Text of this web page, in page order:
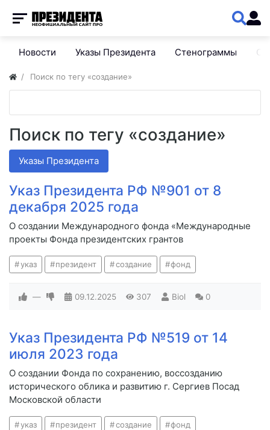
Новости Указы Президента Стенограммы
Поиск по тегу «создание»
Поиск по тегу «создание»
Указы Президента
Указ Президента РФ №901 от 8
декабря 2025 года
О создании Международного фонда «Международные
проекты Фонда президентских грантов
указ президент создание фонд
— 09.12.2025 307 Biol 0
Указ Президента РФ №519 от 14
июля 2023 года
О создании Фонда по сохранению, воссозданию
исторического облика и развитию г. Сергиев Посад
Московской области
указ президент создание фонд